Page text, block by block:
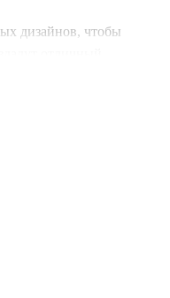
дизайнов, чтобы